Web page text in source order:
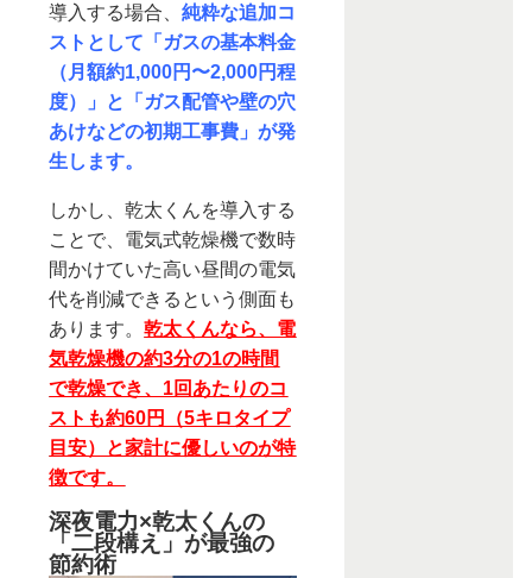
導入する場合、純粋な追加コ
ストとして「ガスの基本料金
（月額約1,000円〜2,000円程
度）」と「ガス配管や壁の穴
あけなどの初期工事費」が発
生します。
しかし、乾太くんを導入する
ことで、電気式乾燥機で数時
間かけていた高い昼間の電気
代を削減できるという側面も
あります。乾太くんなら、電
気乾燥機の約3分の1の時間
で乾燥でき、1回あたりのコ
ストも約60円（5キロタイプ
目安）と家計に優しいのが特
徴です。
深夜電力×乾太くんの
「二段構え」が最強の
節約術